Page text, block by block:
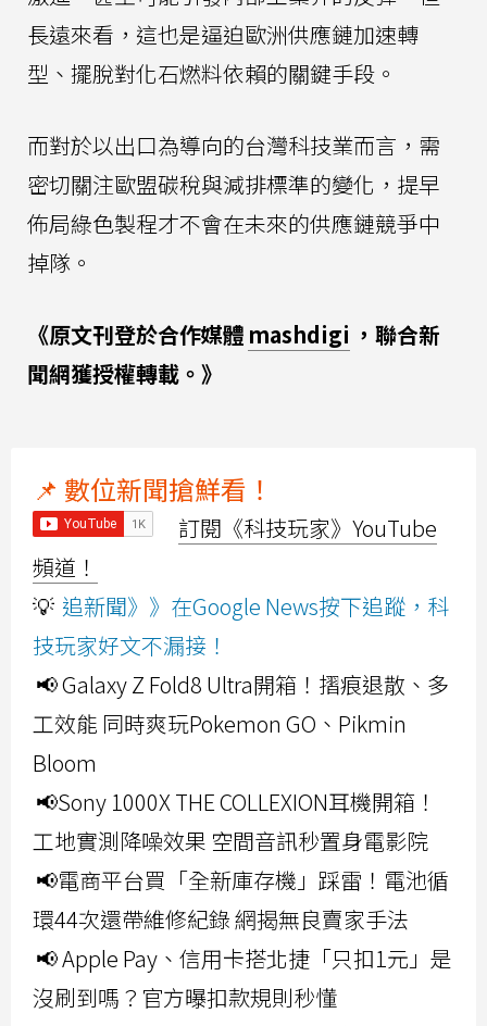
長遠來看，這也是逼迫歐洲供應鏈加速轉
型、擺脫對化石燃料依賴的關鍵手段。
而對於以出口為導向的台灣科技業而言，需
密切關注歐盟碳稅與減排標準的變化，提早
佈局綠色製程才不會在未來的供應鏈競爭中
掉隊。
《原文刊登於合作媒體 mashdigi ，聯合新
聞網獲授權轉載。》
📌 數位新聞搶鮮看！
訂閱《科技玩家》YouTube
頻道！
💡 追新聞》》在Google News按下追蹤，科
技玩家好文不漏接！
📢 Galaxy Z Fold8 Ultra開箱！摺痕退散、多
工效能 同時爽玩Pokemon GO、Pikmin
Bloom
📢Sony 1000X THE COLLEXION耳機開箱！
工地實測降噪效果 空間音訊秒置身電影院
📢電商平台買「全新庫存機」踩雷！電池循
環44次還帶維修紀錄 網揭無良賣家手法
📢 Apple Pay、信用卡搭北捷「只扣1元」是
沒刷到嗎？官方曝扣款規則秒懂